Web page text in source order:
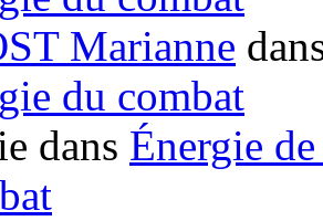
Marianne
du combat
dans Énergie